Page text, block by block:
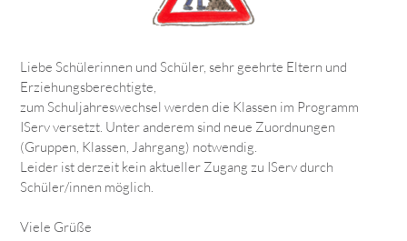
Liebe Schülerinnen und Schüler, sehr geehrte Eltern und
Erziehungsberechtigte,
zum Schuljahreswechsel werden die Klassen im Programm
IServ versetzt. Unter anderem sind neue Zuordnungen
(Gruppen, Klassen, Jahrgang) notwendig.
Leider ist derzeit kein aktueller Zugang zu IServ durch
Schüler/innen möglich.
Viele Grüße